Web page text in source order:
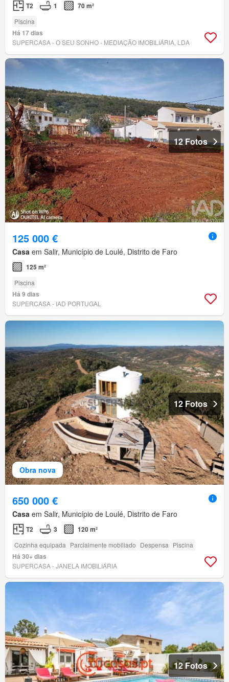
T2 1 70 m²
Piscina
Há 17 dias
SUPERCASA - O SEU SONHO - MEDIAÇÃO IMOBILIÁRIA, LDA
12 Fotos
125 000 €
Casa em Salir, Município de Loulé, Distrito de Faro
125 m²
Piscina
Há 9 dias
SUPERCASA - IAD PORTUGAL
Obra nova
12 Fotos
650 000 €
Casa em Salir, Município de Loulé, Distrito de Faro
T2 3 120 m²
Cozinha equipada Parcialmente mobiliado Despensa Piscina
Há 30+ dias
SUPERCASA - JANELA IMOBILIÁRIA
12 Fotos